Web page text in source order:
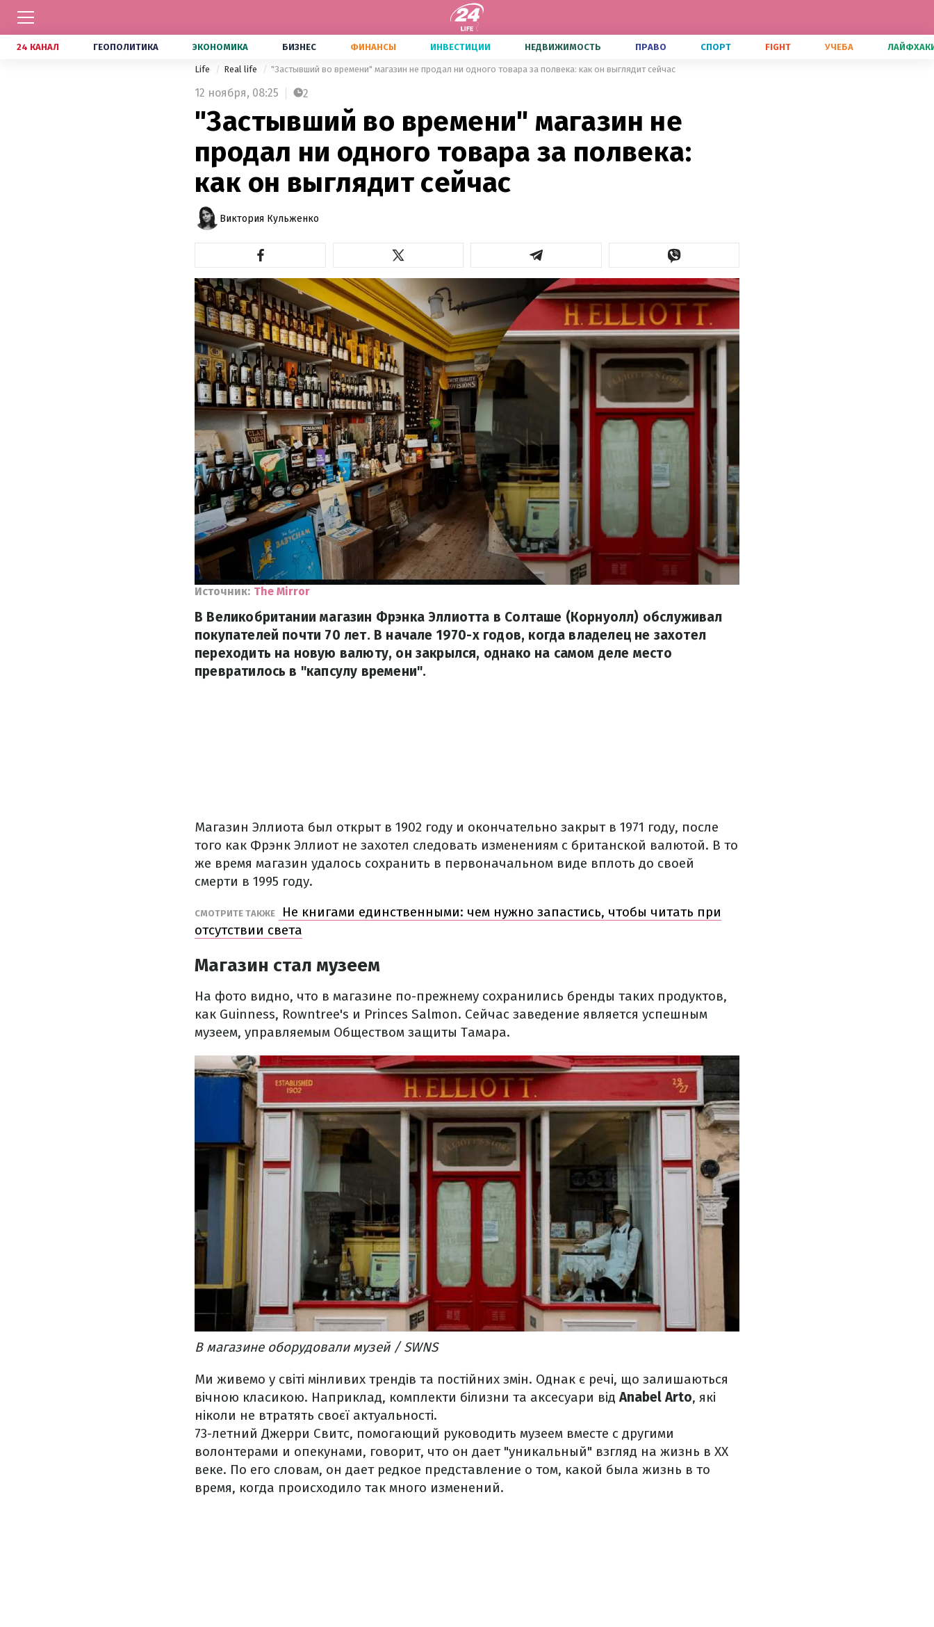
24 КАНАЛ ГЕОПОЛИТИКА ЭКОНОМИКА БИЗНЕС ФИНАНСЫ ИНВЕСТИЦИИ НЕДВИЖИМОСТЬ ПРАВО СПОРТ FIGHT УЧЕБА
Life Real life "Застывший во времени" магазин не продал ни одного товара за полвека: как он выглядит сейчас
12 ноября, 08:25 2
"Застывший во времени" магазин не
продал ни одного товара за полвека:
как он выглядит сейчас
Виктория Кульженко
Источник: The Mirror
В Великобритании магазин Фрэнка Эллиотта в Солташе (Корнуолл) обслуживал
покупателей почти 70 лет. В начале 1970-х годов, когда владелец не захотел
переходить на новую валюту, он закрылся, однако на самом деле место
превратилось в "капсулу времени".
Магазин Эллиота был открыт в 1902 году и окончательно закрыт в 1971 году, после
того как Фрэнк Эллиот не захотел следовать изменениям с британской валютой. В то
же время магазин удалось сохранить в первоначальном виде вплоть до своей
смерти в 1995 году.
СМОТРИТЕ ТАКЖЕ
Не книгами единственными: чем нужно запастись, чтобы читать при
отсутствии света
Магазин стал музеем
На фото видно, что в магазине по-прежнему сохранились бренды таких продуктов,
как Guinness, Rowntree's и Princes Salmon. Сейчас заведение является успешным
музеем, управляемым Обществом защиты Тамара.
В магазине оборудовали музей / SWNS
Ми живемо у світі мінливих трендів та постійних змін. Однак є речі, що залишаються
вічною класикою. Наприклад, комплекти білизни та аксесуари відAnabel Arto, які
ніколи не втратять своєї актуальності.
73-летний Джерри Свитс, помогающий руководить музеем вместе с другими
волонтерами и опекунами, говорит, что он дает "уникальный" взгляд на жизнь в XX
веке. По его словам, он дает редкое представление о том, какой была жизнь в то
время, когда происходило так много изменений.